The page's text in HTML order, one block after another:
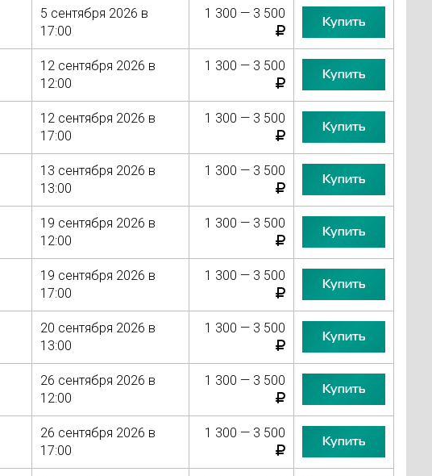
5 сентября 2026 в
17:00
1 300 — 3 500
Купить
12 сентября 2026 в
12:00
1 300 — 3 500
Купить
12 сентября 2026 в
17:00
1 300 — 3 500
Купить
13 сентября 2026 в
13:00
1 300 — 3 500
Купить
19 сентября 2026 в
12:00
1 300 — 3 500
Купить
19 сентября 2026 в
17:00
1 300 — 3 500
Купить
20 сентября 2026 в
13:00
1 300 — 3 500
Купить
26 сентября 2026 в
12:00
1 300 — 3 500
Купить
26 сентября 2026 в
17:00
1 300 — 3 500
Купить